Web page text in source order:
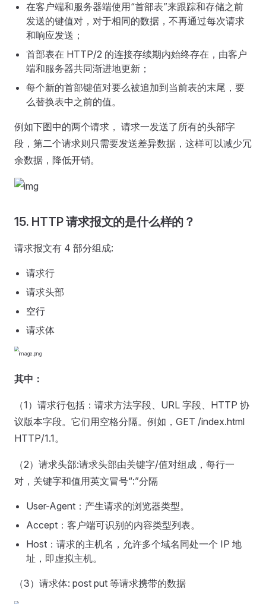
在客户端和服务器端使用“首部表”来跟踪和存储之前
发送的键值对，对于相同的数据，不再通过每次请求
和响应发送；
首部表在 HTTP/2 的连接存续期内始终存在，由客户
端和服务器共同渐进地更新；
每个新的首部键值对要么被追加到当前表的末尾，要
么替换表中之前的值。
例如下图中的两个请求， 请求一发送了所有的头部字
段，第二个请求则只需要发送差异数据，这样可以减少冗
余数据，降低开销。
15. HTTP 请求报文的是什么样的？
请求报⽂有 4 部分组成:
请求⾏
请求头部
空⾏
请求体
其中：
（1）请求⾏包括：请求⽅法字段、URL 字段、HTTP 协
议版本字段。它们⽤空格分隔。例如，GET /index.html
HTTP/1.1。
（2）请求头部:请求头部由关键字/值对组成，每⾏⼀
对，关键字和值⽤英⽂冒号“:”分隔
User-Agent：产⽣请求的浏览器类型。
Accept：客户端可识别的内容类型列表。
Host：请求的主机名，允许多个域名同处⼀个 IP 地
址，即虚拟主机。
（3）请求体: post put 等请求携带的数据